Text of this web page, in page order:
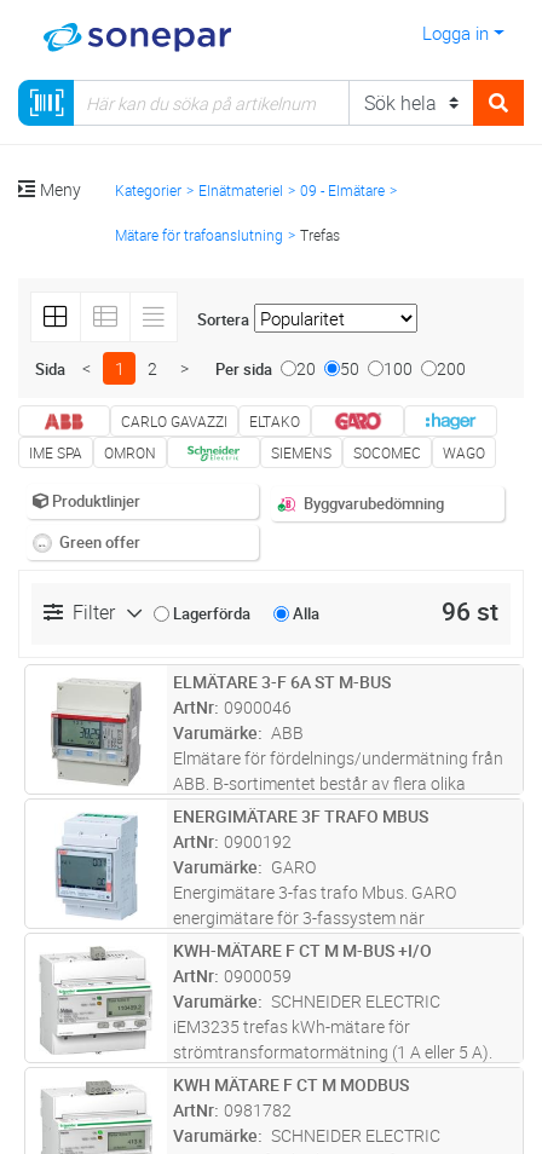
Logga in
Meny Kategorier Elnätmateriel 09 - Elmätare
Mätare för trafoanslutning Trefas
Sortera
Sida < 1 2 > Per sida 20 50 100 200
CARLO GAVAZZI
ELTAKO
IME SPA
OMRON SIEMENS SOCOMEC WAGO
Produktlinjer
Byggvarubedömning
Green offer
Filter Lagerförda Alla 96 st
ST Lägg i kundvagn
ELMÄTARE 3-F 6A ST M-BUS
ArtNr 0900046
Varumärke
ABB
Elmätare för fördelnings/undermätning från
ABB. B-sortimentet består av flera olika
mätare för att möta olika kunders behov av
pålitliga mätvärden. Samtliga EQ mätare i B-
sortimentet har instrumentv
ST Lägg i kundvagn
ENERGIMÄTARE 3F TRAFO MBUS
ArtNr 0900192
Varumärke
GARO
Energimätare 3-fas trafo Mbus. GARO
energimätare för 3-fassystem när
strömtransformatorer används är kompakta,
endast 3 moduler bred och har självförsörjd
manöverspänning. Mätarna är
debiteringsgodkä...läs mer
ST Lägg i kundvagn
KWH-MÄTARE F CT M M-BUS +I/O
ArtNr 0900059
Varumärke
SCHNEIDER ELECTRIC
iEM3235 trefas kWh-mätare för
strömtransformatormätning (1 A eller 5 A).
Hanterar 2 tariffer med extern styrning eller 4
tariffer med intern klocka. M-bus
kommunikation med utökade mätvärden (U, I,
ST Lägg i kundvagn
KWH MÄTARE F CT M MODBUS
ArtNr 0981782
Varumärke
SCHNEIDER ELECTRIC